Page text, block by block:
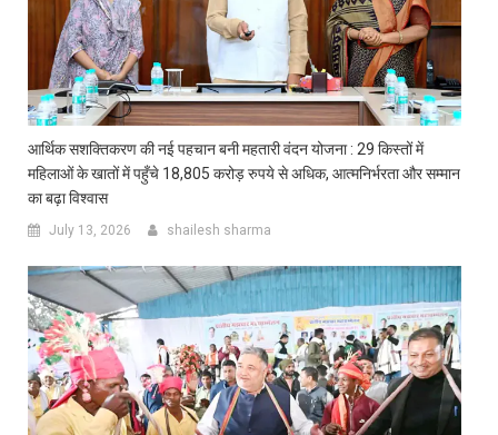
आर्थिक सशक्तिकरण की नई पहचान बनी महतारी वंदन योजना : 29 किस्तों में
महिलाओं के खातों में पहुँचे 18,805 करोड़ रुपये से अधिक, आत्मनिर्भरता और सम्मान
का बढ़ा विश्वास
July 13, 2026 shailesh sharma